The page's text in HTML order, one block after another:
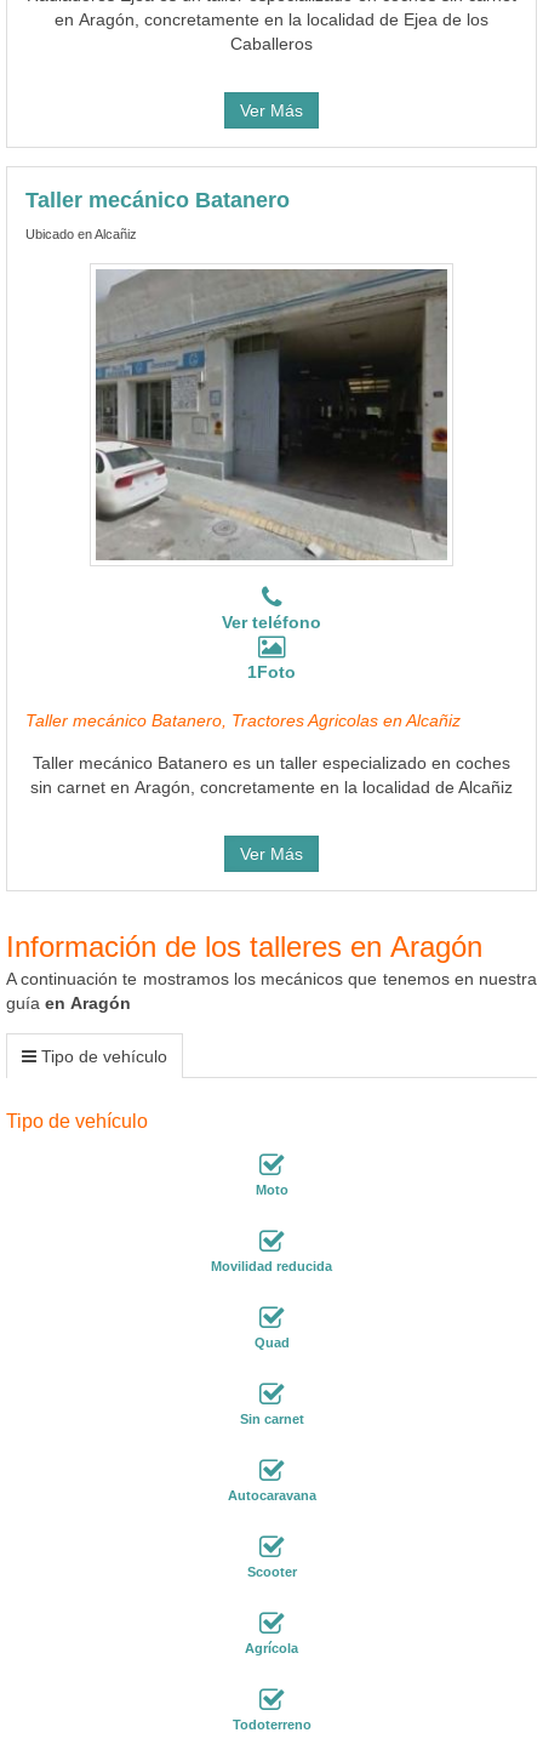
en Aragón, concretamente en la localidad de Ejea de los
Caballeros
Ver Más
Taller mecánico Batanero
Ubicado en Alcañiz
Ver teléfono
1Foto
Taller mecánico Batanero, Tractores Agricolas en Alcañiz
Taller mecánico Batanero es un taller especializado en coches
sin carnet en Aragón, concretamente en la localidad de Alcañiz
Ver Más
Información de los talleres en Aragón
A continuación te mostramos los mecánicos que tenemos en nuestra
guía en Aragón
Tipo de vehículo
Tipo de vehículo
Moto
Movilidad reducida
Quad
Sin carnet
Autocaravana
Scooter
Agrícola
Todoterreno